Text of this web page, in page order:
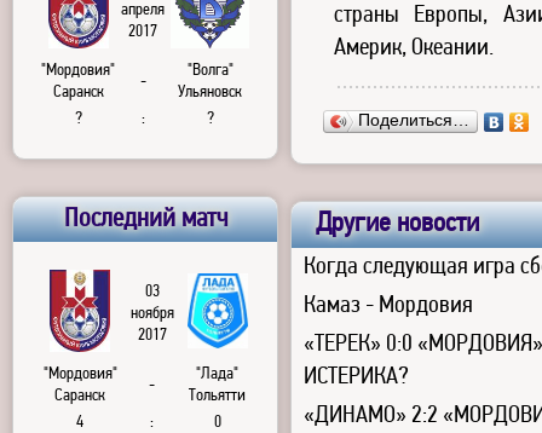
страны Европы,
Америк, Океании.
Поделиться…
Другие новости
Когда следующая игра
Камаз - Мордовия
«ТЕРЕК» 0:0
ИСТЕРИКА?
«ДИНАМО» 2:2
апреля
2017
"Мордовия"
Саранск
-
"Волга"
Ульяновск
?
: ?
Последний матч
03
ноября
2017
"Мордовия"
Саранск
-
"Лада"
Тольятти
4
: 0